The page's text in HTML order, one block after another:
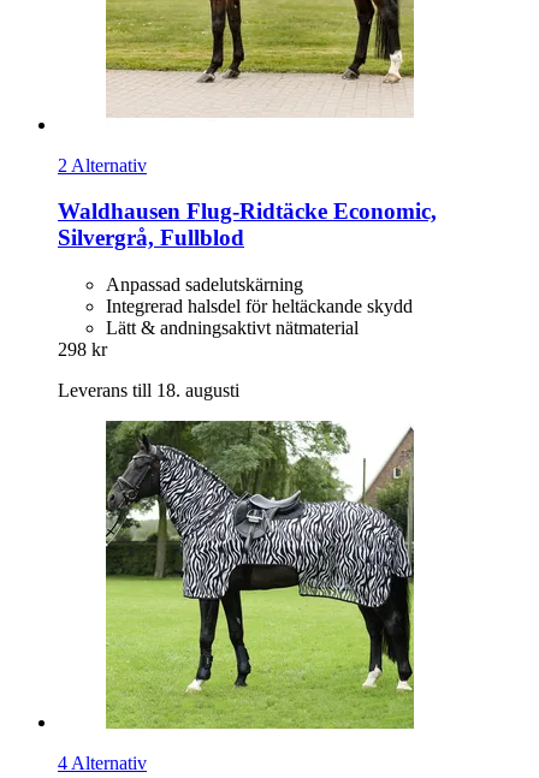
2 Alternativ
Waldhausen Flug-​Ridtäcke Economic,
Silvergrå, Fullblod
Anpassad sadelutskärning
Integrerad halsdel för heltäckande skydd
Lätt & andningsaktivt nätmaterial
298 kr
Leverans till 18. augusti
4 Alternativ